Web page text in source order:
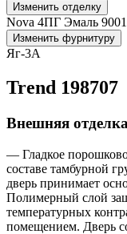
Изменить отделку
Nova 4ПГ Эмаль 9001
Изменить фурнитуру
Яг-3А
Trend 198707
Внешняя
— Гладкое
составе тамбурной
дверь принимает
Полимерный слой
температурных
помещением. Дверь